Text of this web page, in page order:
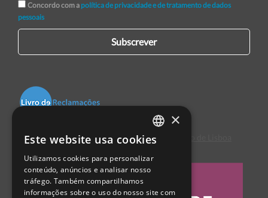
Concordo com a política de privacidade e de tratamento de dados
pessoais
Subscrever
Centro de Arbitragem de Conflitos de Consumo de Lisboa
PORTUGUESE
ENGLISH
SPANISH
×
Este website usa cookies
Utilizamos cookies para personalizar
conteúdo, anúncios e analisar nosso
tráfego. Também compartilhamos
informações sobre o uso do nosso site com